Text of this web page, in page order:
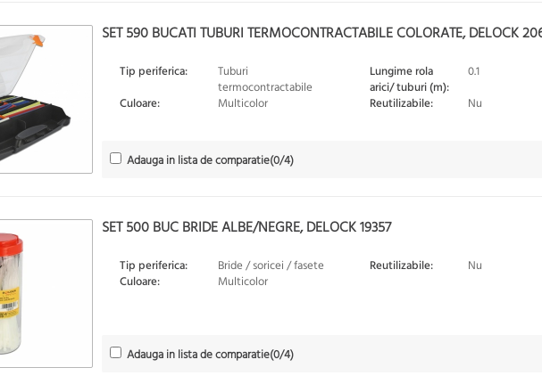
SET 590 BUCATI TUBURI TERMOCONTRACTABILE COLORATE, DELOCK
Tip periferica:
Tuburi
termocontractabile
Culoare:
Multicolor
Lungime rola
arici/ tuburi (m):
0.1
Reutilizabile:
Nu
Adauga in lista de comparatie(0/4)
SET 500 BUC BRIDE ALBE/NEGRE, DELOCK 19357
Tip periferica:
Bride / soricei / fasete
Culoare:
Multicolor
Reutilizabile: Nu
Adauga in lista de comparatie(0/4)